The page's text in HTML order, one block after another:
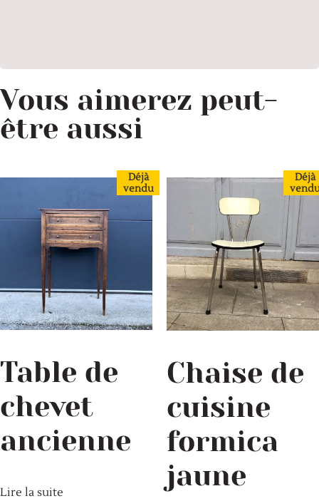
Vous aimerez peut-
être aussi
Déjà
vendu
Table de
chevet
ancienne
Lire la suite
Déjà
Chaise de
cuisine
formica
jaune